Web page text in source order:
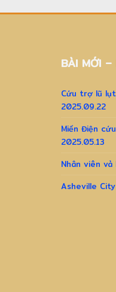
BÀI MỚI –
Cứu trợ lũ
2025.09.22
Miến Điện
2025.05.13
Nhân viên và
Asheville